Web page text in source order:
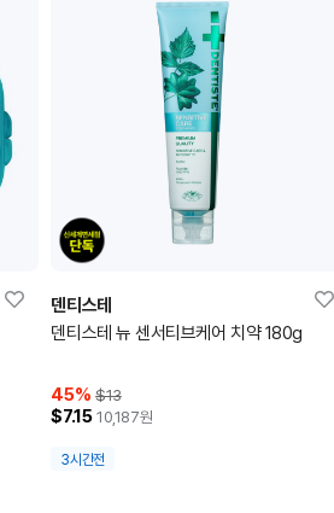
덴티스테
덴티스테 뉴 센서티브케어 치약 180g
45% $13
$7.15 10,187원
3시간전